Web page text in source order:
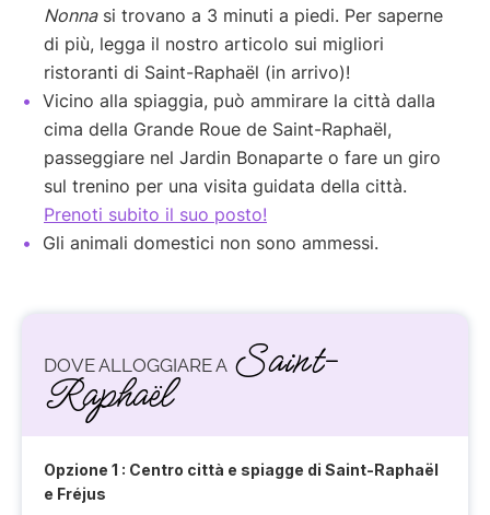
Nonnasi trovano a 3 minuti a piedi. Per saperne
di più, legga il nostro articolo sui migliori
ristoranti di Saint-Raphaël (in arrivo)!
Vicino alla spiaggia, può ammirare la città dalla
cima della Grande Roue de Saint-Raphaël,
passeggiare nel Jardin Bonaparte o fare un giro
sul trenino per una visita guidata della città.
Prenoti subito il suo posto!
Gli animali domestici non sono ammessi.
DOVE ALLOGGIARE A Saint-
Raphaël
Opzione 1 : Centro città e spiagge di Saint-Raphaël
e Fréjus